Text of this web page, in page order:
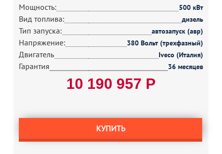
Мощность:
500 кВт
Вид топлива: дизель
Тип запуска: автозапуск (авр)
Напряжение: 380 Вольт (трехфазный)
Двигатель Iveco (Италия)
Гарантия 36 месяцев
10 190 957 Р
КУПИТЬ